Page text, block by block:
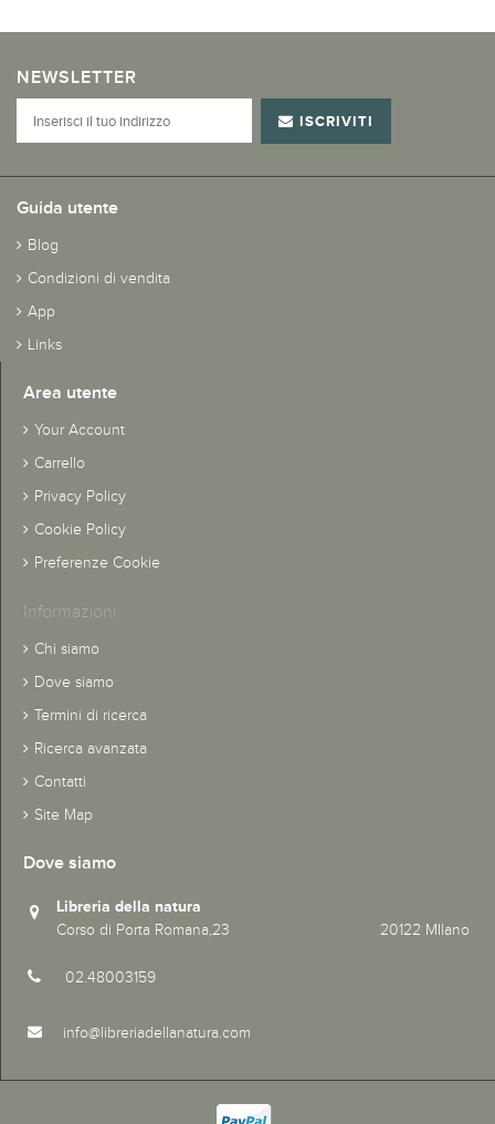
NEWSLETTER
ISCRIVITI
Guida utente
Blog
Condizioni di vendita
App
Links
Area utente
Your Account
Carrello
Privacy Policy
Cookie Policy
Preferenze Cookie
Informazioni
Chi siamo
Dove siamo
Termini di ricerca
Ricerca avanzata
Contatti
Site Map
Dove siamo
Libreria della natura
Corso di Porta Romana,23 20122 MIlano
02.48003159
info@libreriadellanatura.com